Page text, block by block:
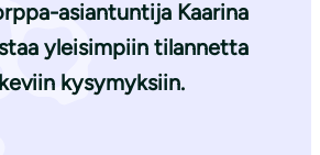
asiantuntija Kaarina
yleisimpiin tilannetta
kysymyksiin.